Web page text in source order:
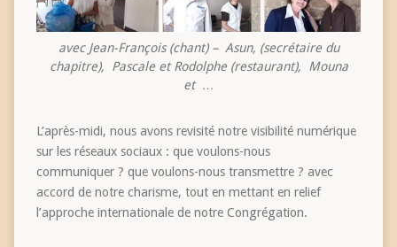
avec Jean-François (chant) – Asun, (secrétaire du
chapitre), Pascale et Rodolphe (restaurant), Mouna
et …
L’après-midi, nous avons revisité notre visibilité numérique
sur les réseaux sociaux : que voulons-nous
communiquer ? que voulons-nous transmettre ? avec
accord de notre charisme, tout en mettant en relief
l’approche internationale de notre Congrégation.